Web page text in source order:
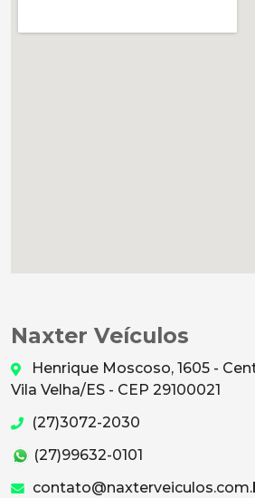
Naxter Veículos
Henrique Moscoso, 1605 -
Vila Velha/ES - CEP 29100021
(27)3072-2030
(27)99632-0101